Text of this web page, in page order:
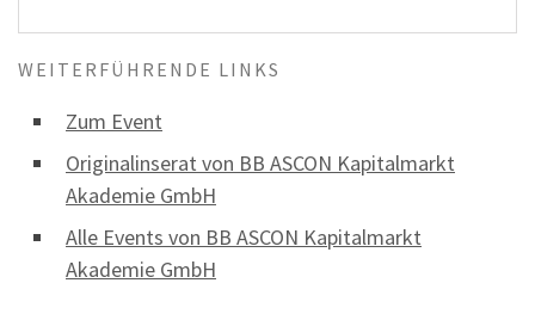
WEITERFÜHRENDE LINKS
Zum Event
Originalinserat von BB ASCON Kapitalmarkt
Akademie GmbH
Alle Events von BB ASCON Kapitalmarkt
Akademie GmbH